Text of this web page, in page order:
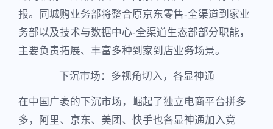
报。同城购业务部将整合原京东零售-全渠道到家业
务部以及技术与数据中心-全渠道生态部部分职能，
主要负责拓展、丰富多种到家到店业务场景。
下沉市场：多视角切入，各显神通
在中国广袤的下沉市场，崛起了独立电商平台拼多
多，阿里、京东、美团、快手也各显神通加入竞